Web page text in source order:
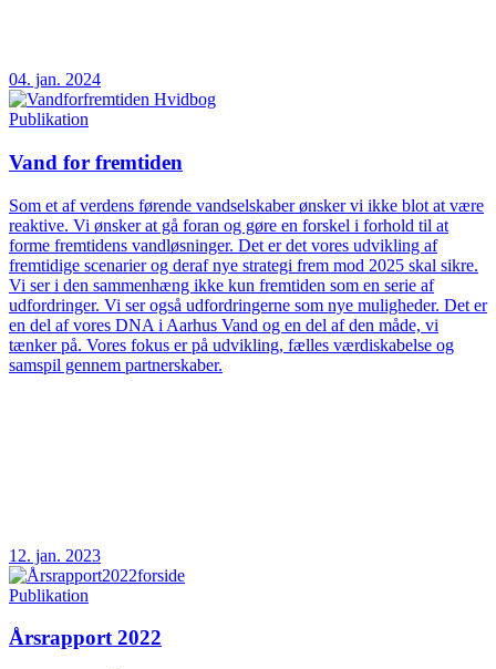
04. jan. 2024
Publikation
Vand for fremtiden
Som et af verdens førende vandselskaber ønsker vi ikke blot at være
reaktive. Vi ønsker at gå foran og gøre en forskel i forhold til at
forme fremtidens vandløsninger. Det er det vores udvikling af
fremtidige scenarier og deraf nye strategi frem mod 2025 skal sikre.
Vi ser i den sammenhæng ikke kun fremtiden som en serie af
udfordringer. Vi ser også udfordringerne som nye muligheder. Det er
en del af vores DNA i Aarhus Vand og en del af den måde, vi
tænker på. Vores fokus er på udvikling, fælles værdiskabelse og
samspil gennem partnerskaber.
12. jan. 2023
Publikation
Årsrapport 2022